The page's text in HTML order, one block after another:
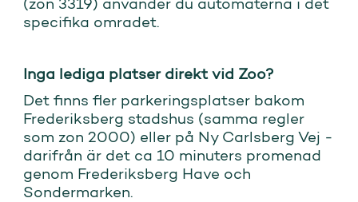
specifika omradet.
Inga lediga platser direkt vid Zoo?
Det finns fler parkeringsplatser bakom
Frederiksberg stadshus (samma regler
som zon 2000) eller på Ny Carlsberg Vej -
darifrån är det ca 10 minuters promenad
genom Frederiksberg Have och
Sondermarken.